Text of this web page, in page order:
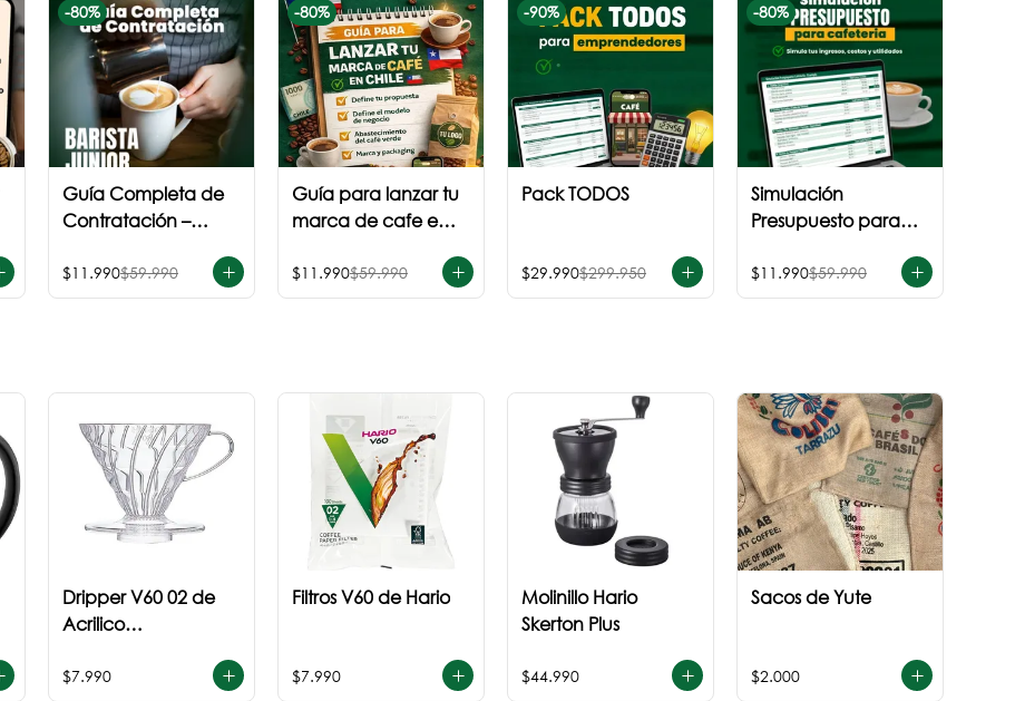
-80%
Guía Completa de
Contratación –
$11.990$59.990
-80%
Guía para lanzar tu
marca de cafe en
$11.990$59.990
-90%
Pack TODOS
$29.990$299.950
-80%
Simulación
Presupuesto para
$11.990$59.990
Dripper V60 02 de
Acrilico
$7.990
Filtros V60 de Hario
$7.990
Molinillo Hario
Skerton Plus
$44.990
Sacos de Yute
$2.000